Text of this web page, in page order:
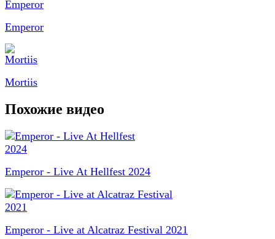
Emperor
Mortiis
Похожие видео
Emperor - Live At Hellfest 2024
Emperor - Live at Alcatraz Festival 2021